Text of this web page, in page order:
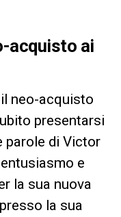
acquisto ai
neo-acquisto
presentarsi
parole di Victor
e
la sua nuova
la sua